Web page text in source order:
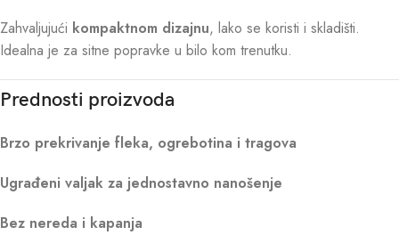
Zahvaljujući kompaktnom dizajnu, lako se koristi i skladišti.
Idealna je za sitne popravke u bilo kom trenutku.
Prednosti proizvoda
Brzo prekrivanje fleka, ogrebotina i tragova
Ugrađeni valjak za jednostavno nanošenje
Bez nereda i kapanja